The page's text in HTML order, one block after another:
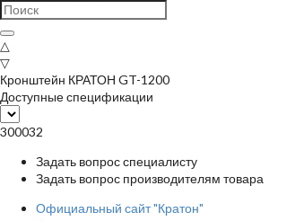
△
▽
Кронштейн КРАТОН GT-1200
Доступные спецификации
300032
Задать вопрос специалисту
Задать вопрос производителям товара
Официальный сайт "Кратон"